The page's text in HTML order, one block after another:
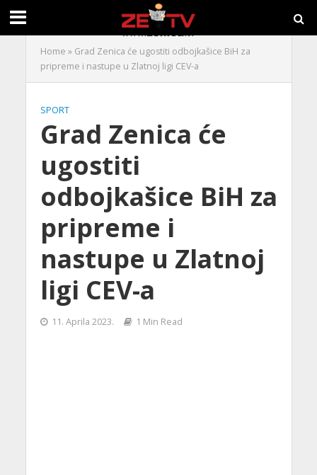
Home » Grad Zenica će ugostiti odbojkašice BiH za
pripreme i nastupe u Zlatnoj ligi CEV-a
SPORT
Grad Zenica će
ugostiti
odbojkašice BiH za
pripreme i
nastupe u Zlatnoj
ligi CEV-a
11. Aprila 2023. 1 Min Read